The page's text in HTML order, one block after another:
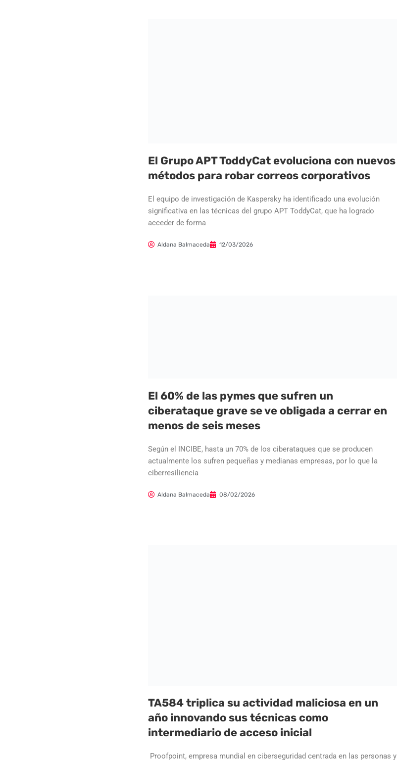
El Grupo APT ToddyCat evoluciona con nuevos
métodos para robar correos corporativos
El equipo de investigación de Kaspersky ha identificado una evolución
significativa en las técnicas del grupo APT ToddyCat, que ha logrado
acceder de forma
Aldana Balmaceda 12/03/2026
El 60% de las pymes que sufren un
ciberataque grave se ve obligada a cerrar en
menos de seis meses
Según el INCIBE, hasta un 70% de los ciberataques que se producen
actualmente los sufren pequeñas y medianas empresas, por lo que la
ciberresiliencia
Aldana Balmaceda 08/02/2026
TA584 triplica su actividad maliciosa en un
año innovando sus técnicas como
intermediario de acceso inicial
Proofpoint, empresa mundial en ciberseguridad centrada en las personas y